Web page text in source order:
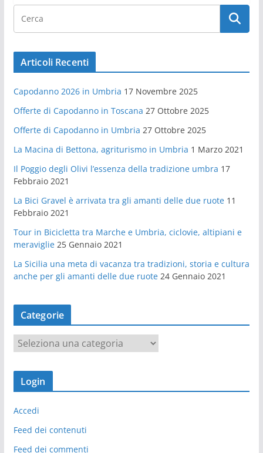
Articoli Recenti
Capodanno 2026 in Umbria 17 Novembre 2025
Offerte di Capodanno in Toscana 27 Ottobre 2025
Offerte di Capodanno in Umbria 27 Ottobre 2025
La Macina di Bettona, agriturismo in Umbria 1 Marzo 2021
Il Poggio degli Olivi l’essenza della tradizione umbra 17
Febbraio 2021
La Bici Gravel è arrivata tra gli amanti delle due ruote 11
Febbraio 2021
Tour in Bicicletta tra Marche e Umbria, ciclovie, altipiani e
meraviglie 25 Gennaio 2021
La Sicilia una meta di vacanza tra tradizioni, storia e cultura
anche per gli amanti delle due ruote 24 Gennaio 2021
Categorie
a
t
o
r
Login
Accedi
Feed dei contenuti
Feed dei commenti